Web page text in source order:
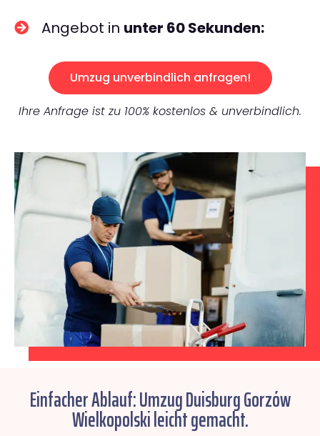
Angebot in unter 60 Sekunden:
Umzug unverbindlich anfragen!
Ihre Anfrage ist zu 100% kostenlos & unverbindlich.
Einfacher Ablauf: Umzug Duisburg Gorzów
Wielkopolski leicht gemacht.